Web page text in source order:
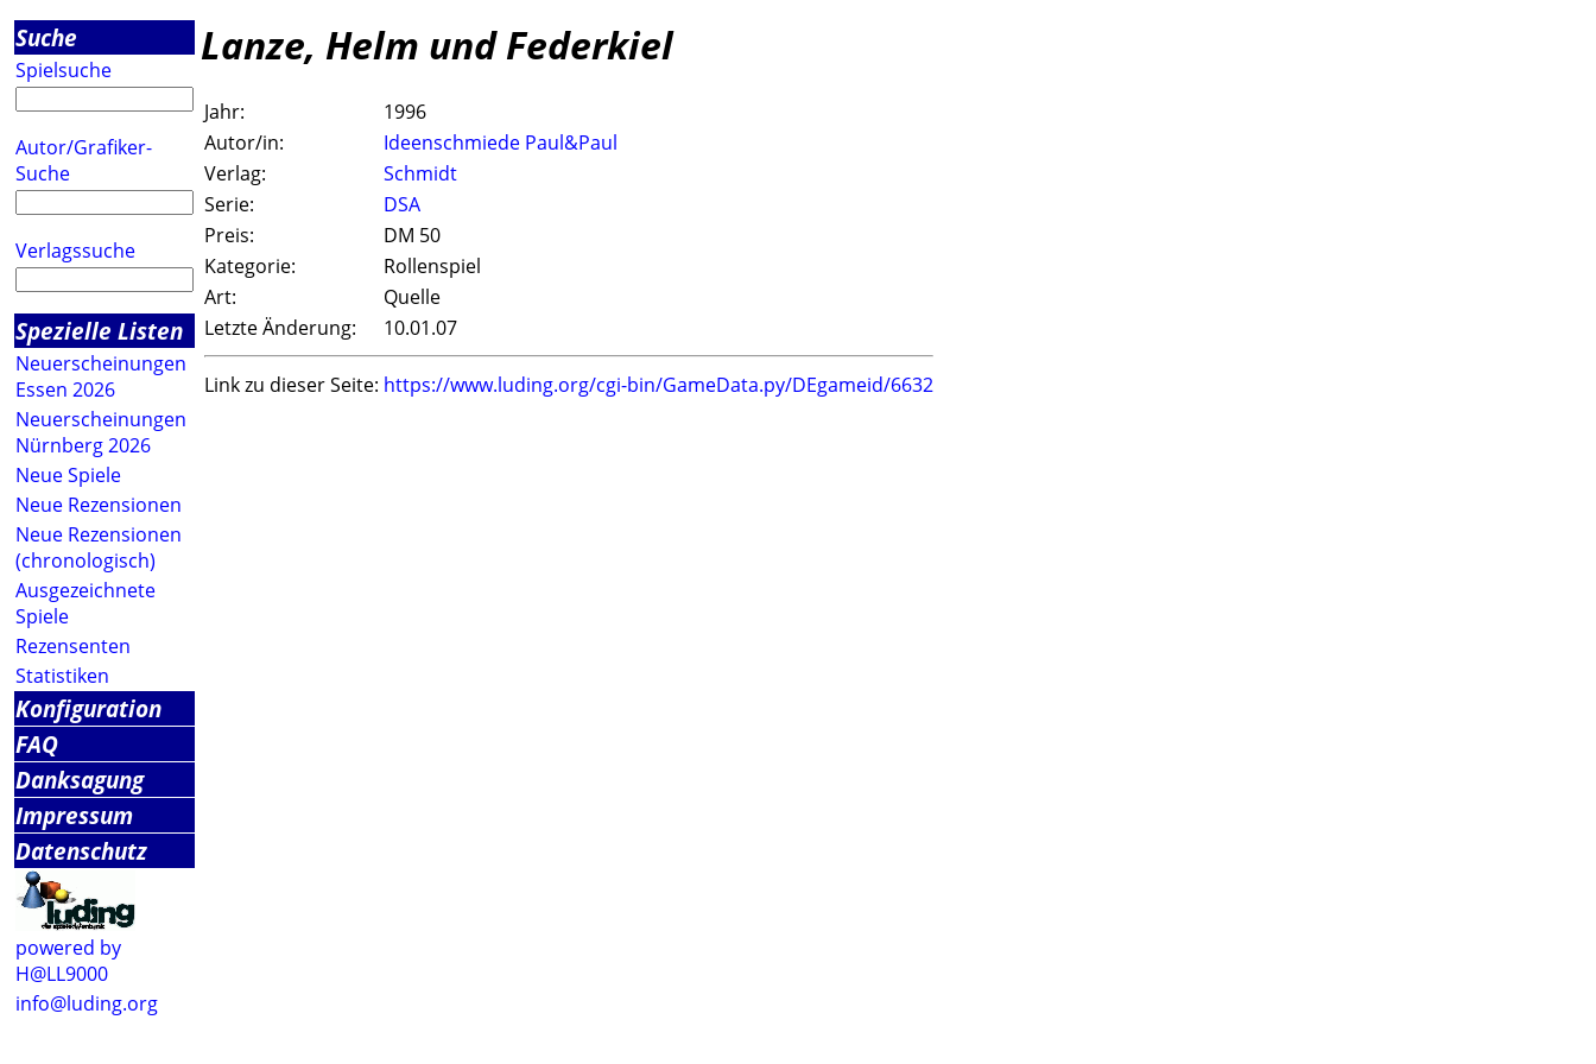
Suche
Spielsuche
Autor/Grafiker-
Suche
Verlagssuche
Spezielle Listen
Neuerscheinungen
Essen 2026
Neuerscheinungen
Nürnberg 2026
Neue Spiele
Neue Rezensionen
Neue Rezensionen
(chronologisch)
Ausgezeichnete
Spiele
Rezensenten
Statistiken
Konfiguration
FAQ
Danksagung
Impressum
Datenschutz
powered by
H@LL9000
info@luding.org
Lanze, Helm und Federkiel
Jahr:
1996
Autor/in:
Ideenschmiede Paul&Paul
Verlag:
Schmidt
Serie:
DSA
Preis:
DM 50
Kategorie:
Rollenspiel
Art:
Quelle
Letzte Änderung:
10.01.07
Link zu dieser Seite: https://www.luding.org/cgi-bin/GameData.py/DEgameid/6632